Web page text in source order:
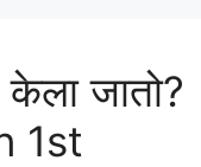
जातो?
1st